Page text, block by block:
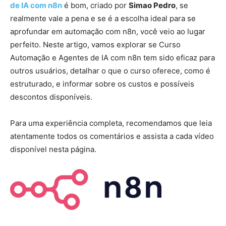
de IA com n8n é bom, criado por Simao Pedro, se
realmente vale a pena e se é a escolha ideal para se
aprofundar em automação com n8n, você veio ao lugar
perfeito. Neste artigo, vamos explorar se Curso
Automação e Agentes de IA com n8n tem sido eficaz para
outros usuários, detalhar o que o curso oferece, como é
estruturado, e informar sobre os custos e possíveis
descontos disponíveis.
Para uma experiência completa, recomendamos que leia
atentamente todos os comentários e assista a cada vídeo
disponível nesta página.